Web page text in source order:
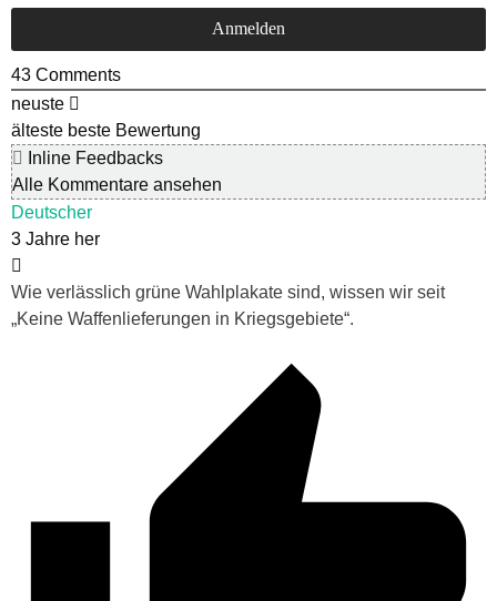
43 Comments
neuste
älteste beste Bewertung
Inline Feedbacks
Alle Kommentare ansehen
Deutscher
3 Jahre her
Wie verlässlich grüne Wahlplakate sind, wissen wir seit
„Keine Waffenlieferungen in Kriegsgebiete“.